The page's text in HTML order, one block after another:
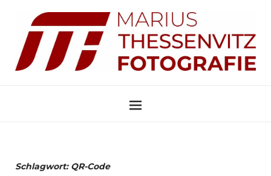
Schlagwort: QR-Code